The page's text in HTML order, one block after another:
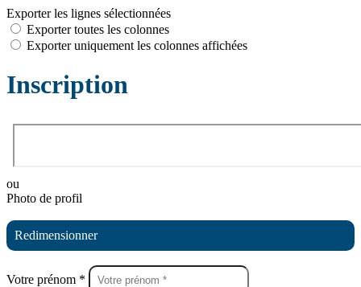
Exporter les lignes sélectionnées
Exporter toutes les colonnes
Exporter uniquement les colonnes affichées
Inscription
ou
Photo de profil
Redimensionner
Votre prénom *